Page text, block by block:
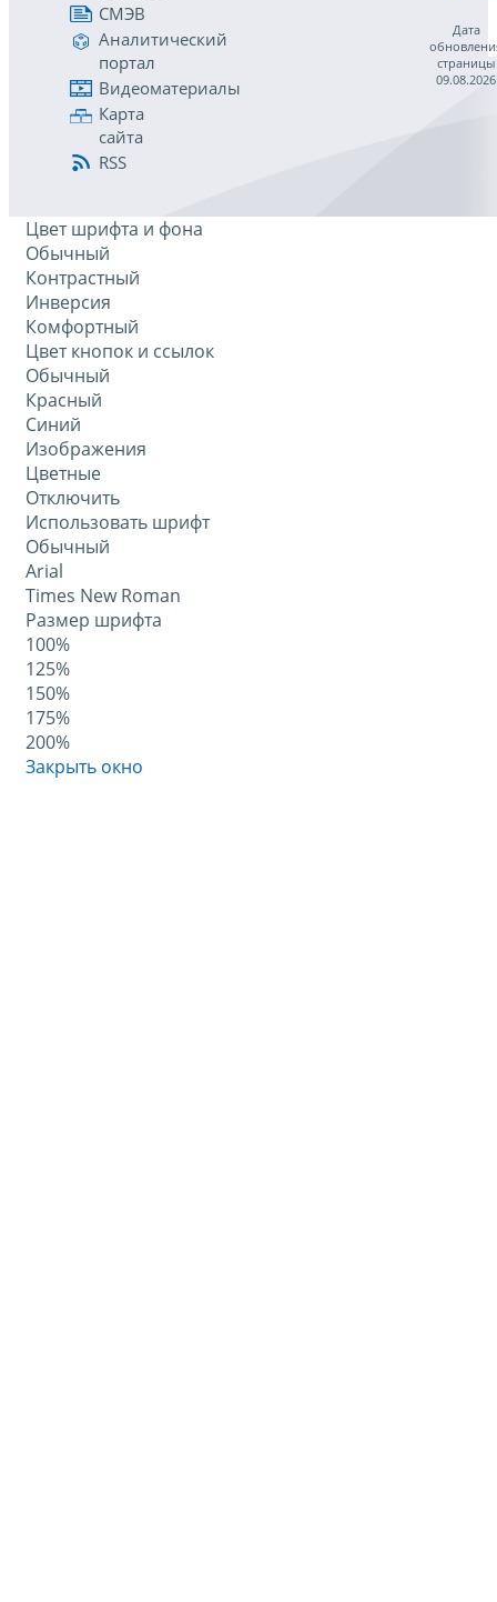
СМЭВ
Аналитический
портал
Видеоматериалы
Карта
сайта
RSS
Дата
страницы
09.08.2026
Цвет шрифта и фона
Обычный
Контрастный
Инверсия
Комфортный
Цвет кнопок и ссылок
Обычный
Красный
Синий
Изображения
Цветные
Отключить
Использовать шрифт
Обычный
Arial
Times New Roman
Размер шрифта
100%
125%
150%
175%
200%
Закрыть окно